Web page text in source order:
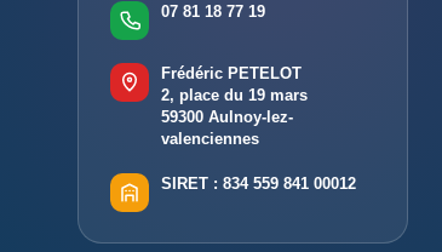
07 81 18 77 19
Frédéric PETELOT
2, place du 19 mars
59300 Aulnoy-lez-
valenciennes
SIRET : 834 559 841 00012